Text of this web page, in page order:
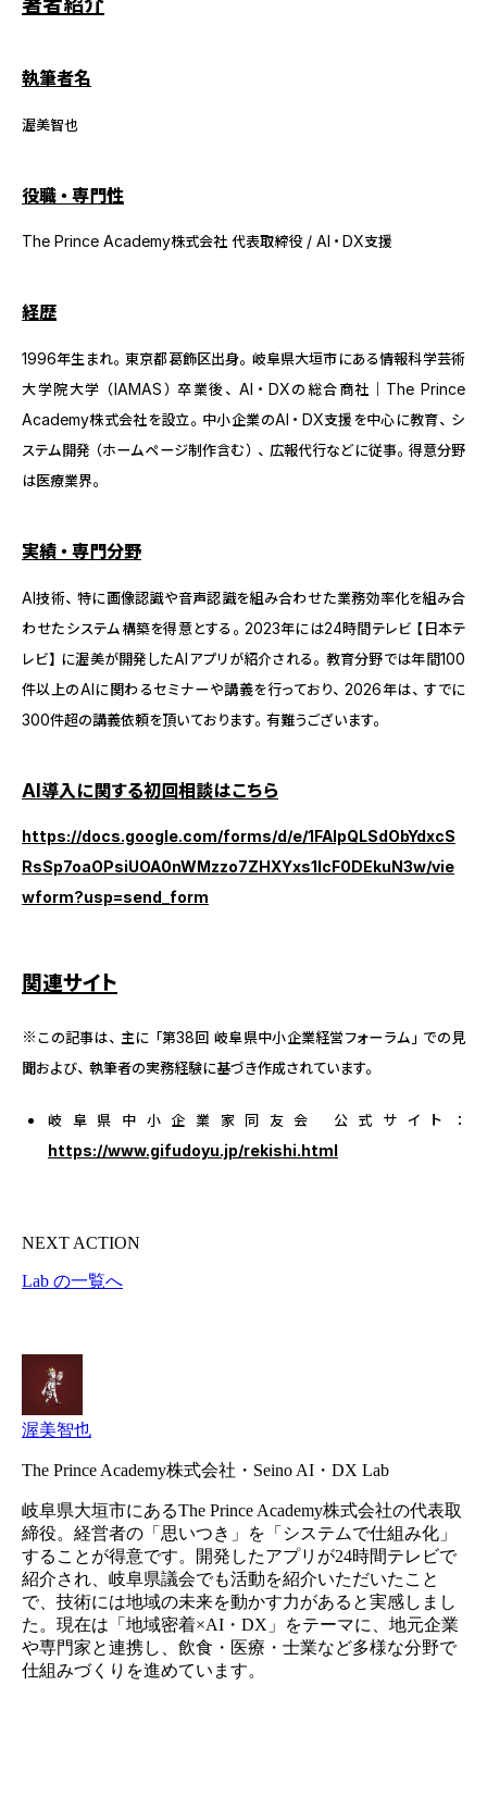
執筆者名
渥美智也
役職・専門性
The Prince Academy株式会社 代表取締役 / AI・DX支援
経歴
1996年生まれ。東京都葛飾区出身。岐阜県大垣市にある情報科学芸術
大学院大学（IAMAS）卒業後、AI・DXの総合商社｜The Prince
Academy株式会社を設立。中小企業のAI・DX支援を中心に教育、シ
ステム開発（ホームページ制作含む）、広報代行などに従事。得意分野
は医療業界。
実績・専門分野
AI技術、特に画像認識や音声認識を組み合わせた業務効率化を組み合
わせたシステム構築を得意とする。2023年には24時間テレビ【日本テ
レビ】に渥美が開発したAIアプリが紹介される。教育分野では年間100
件以上のAIに関わるセミナーや講義を行っており、2026年は、すでに
300件超の講義依頼を頂いております。有難うございます。
AI導入に関する初回相談はこちら
https://docs.google.com/forms/d/e/1FAIpQLSdObYdxcS
RsSp7oaOPsiUOA0nWMzzo7ZHXYxs1lcF0DEkuN3w/vie
wform?usp=send_form
関連サイト
※この記事は、主に「第38回 岐阜県中小企業経営フォーラム」での見
聞および、執筆者の実務経験に基づき作成されています。
岐阜県中小企業家同友会 公式サイト：
https://www.gifudoyu.jp/rekishi.html
NEXT ACTION
Lab の一覧へ
渥美智也
The Prince Academy株式会社 ・Seino AI・DX Lab
岐阜県大垣市にあるThe Prince Academy株式会社の代表取
締役。経営者の「思いつき」を「システムで仕組み化」
することが得意です。開発したアプリが24時間テレビで
紹介され、岐阜県議会でも活動を紹介いただいたこと
で、技術には地域の未来を動かす力があると実感しまし
た。現在は「地域密着×AI・DX」をテーマに、地元企業
や専門家と連携し、飲食・医療・士業など多様な分野で
仕組みづくりを進めています。